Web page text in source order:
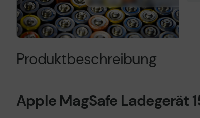
Produktbeschreibung
Apple MagSafe Ladegerät